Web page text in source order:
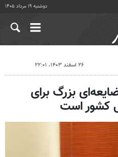
دوشنبه ۱۹ مرداد ۱۴۰۵
۲۶ اسفند ۱۴۰۳، ۲۲:۰۱
بزرگ برای
کشور است